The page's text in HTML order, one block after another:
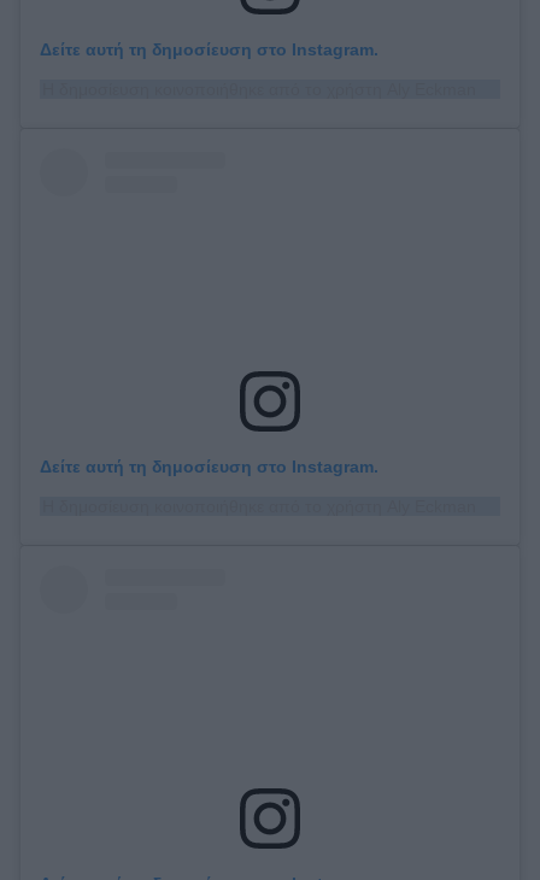
Δείτε αυτή τη δημοσίευση στο Instagram.
Δείτε αυτή τη δημοσίευση στο Instagram.